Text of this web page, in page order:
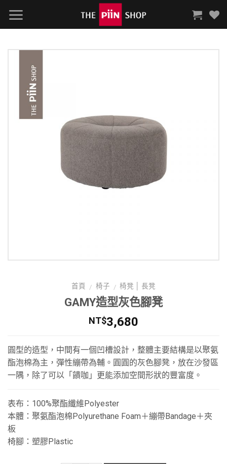
首頁 / 椅子 / 椅凳 │ 長凳
GAMY造型灰色腳凳
NT$3,680
圓型的造型，中間有一個凹槽設計，整體主要結構是以聚氨
酯泡棉為主，彈性繃帶為輔。圓圓的灰色腳凳，放在沙發區
一隅，除了可以「饋咖」更能添加空間形狀的豐富度。
表布：100%聚酯纖維Polyester
本體：聚氨酯泡棉Polyurethane Foam＋繃帶Bandage＋夾
板
椅腳：塑膠Plastic